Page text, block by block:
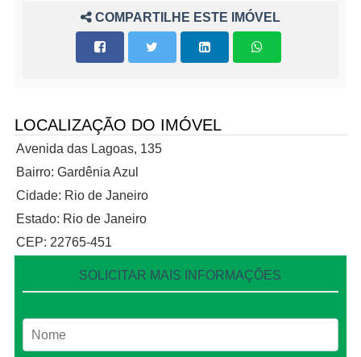
COMPARTILHE ESTE IMÓVEL
LOCALIZAÇÃO DO IMÓVEL
Avenida das Lagoas, 135
Bairro: Gardênia Azul
Cidade: Rio de Janeiro
Estado: Rio de Janeiro
CEP: 22765-451
SOLICITAR MAIS INFORMAÇÕES